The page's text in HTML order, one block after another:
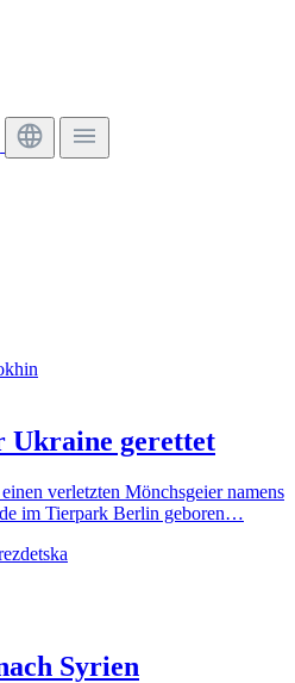
Ukraine gerettet
verletzten Mönchsgeier namens
im Tierpark Berlin geboren…
Syrien